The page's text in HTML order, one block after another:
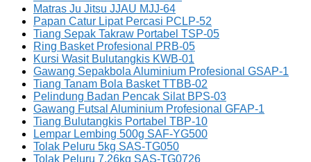
Matras Ju Jitsu JJAU MJJ-64
Papan Catur Lipat Percasi PCLP-52
Tiang Sepak Takraw Portabel TSP-05
Ring Basket Profesional PRB-05
Kursi Wasit Bulutangkis KWB-01
Gawang Sepakbola Aluminium Profesional GSAP-1
Tiang Tanam Bola Basket TTBB-02
Pelindung Badan Pencak Silat BPS-03
Gawang Futsal Aluminium Profesional GFAP-1
Tiang Bulutangkis Portabel TBP-10
Lempar Lembing 500g SAF-YG500
Tolak Peluru 5kg SAS-TG050
Tolak Peluru 7.26kg SAS-TG0726